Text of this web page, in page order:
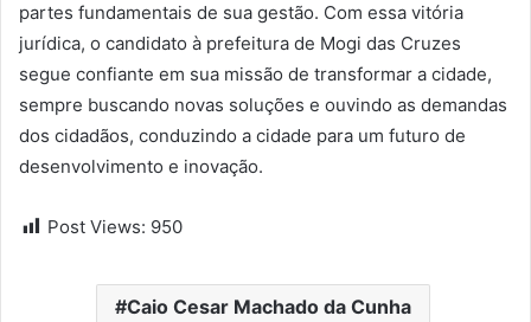
partes fundamentais de sua gestão. Com essa vitória
jurídica, o candidato à prefeitura de Mogi das Cruzes
segue confiante em sua missão de transformar a cidade,
sempre buscando novas soluções e ouvindo as demandas
dos cidadãos, conduzindo a cidade para um futuro de
desenvolvimento e inovação.
Post Views: 950
Caio Cesar Machado da Cunha